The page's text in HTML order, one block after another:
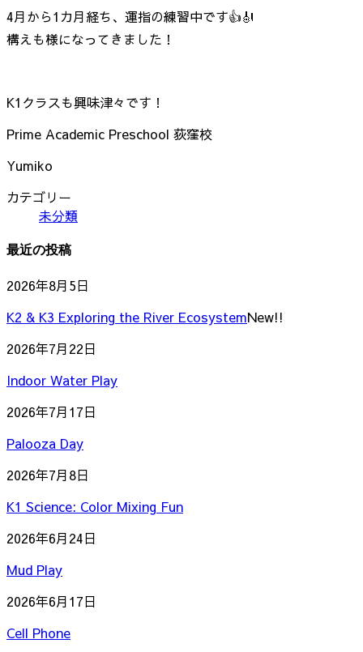
4月から1カ月経ち、運指の練習中です👍🎻
構えも様になってきました！
K1クラスも興味津々です！
Prime Academic Preschool 荻窪校
Yumiko
カテゴリー
未分類
最近の投稿
2026年8月5日
K2 & K3 Exploring the River EcosystemNew!!
2026年7月22日
Indoor Water Play
2026年7月17日
Palooza Day
2026年7月8日
K1 Science: Color Mixing Fun
2026年6月24日
Mud Play
2026年6月17日
Cell Phone